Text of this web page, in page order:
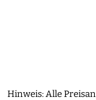
Hinweis: Alle